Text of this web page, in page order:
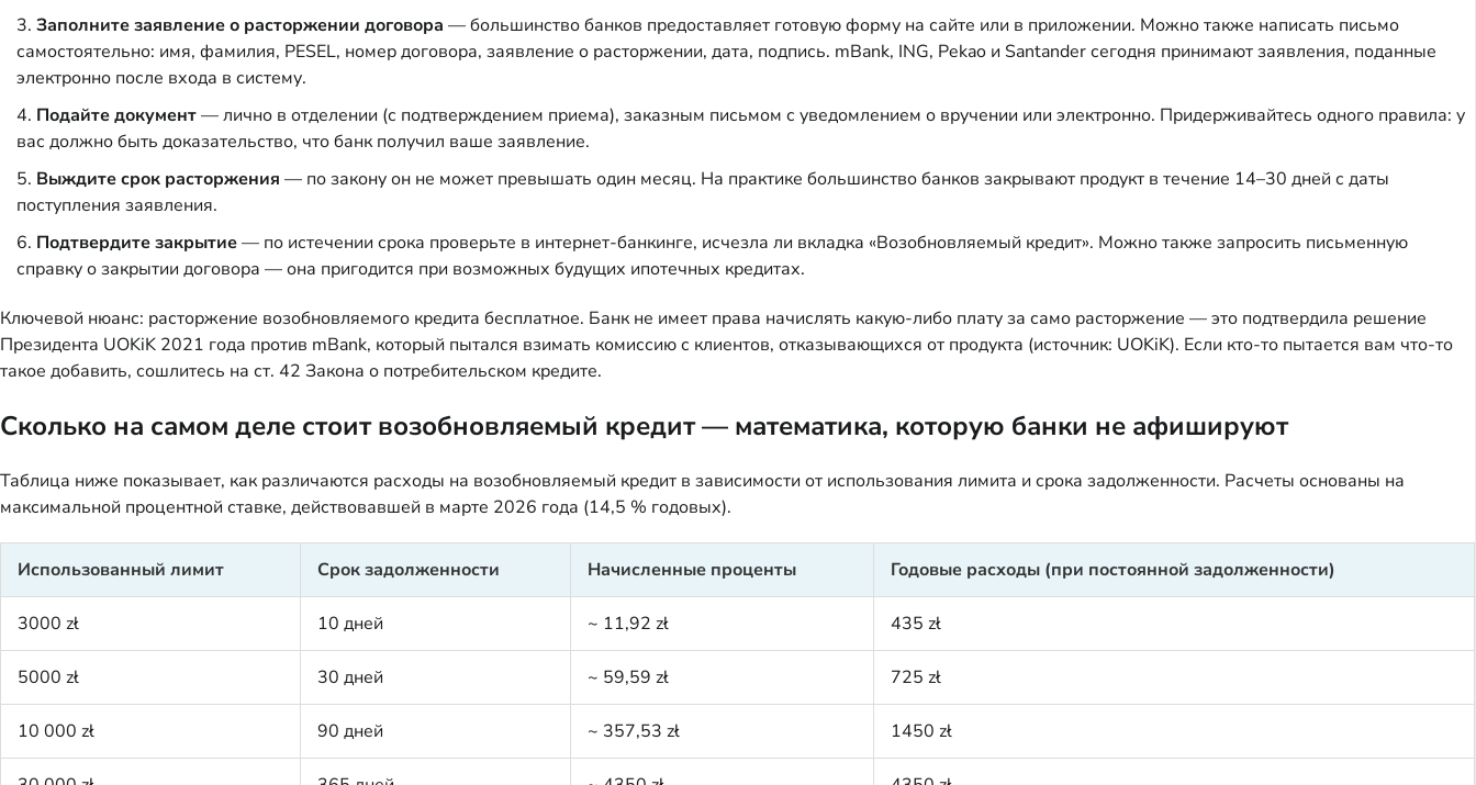
Заполните заявление о расторжении договора — большинство банков предоставляет готовую форму на сайте или в приложении. Можно также написать письмо
самостоятельно: имя, фамилия, PESEL, номер договора, заявление о расторжении, дата, подпись. mBank, ING, Pekao и Santander сегодня принимают заявления, поданные
электронно после входа в систему.
Подайте документ— лично в отделении (с подтверждением приема), заказным письмом с уведомлением о вручении или электронно. Придерживайтесь одного правила: у
вас должно быть доказательство, что банк получил ваше заявление.
Выждите срок расторжения — по закону он не может превышать один месяц. На практике большинство банков закрывают продукт в течение 14–30 дней с даты
поступления заявления.
Подтвердите закрытие— по истечении срока проверьте в интернет-банкинге, исчезла ли вкладка «Возобновляемый кредит». Можно также запросить письменную
справку о закрытии договора — она пригодится при возможных будущих ипотечных кредитах.
Ключевой нюанс: расторжение возобновляемого кредита бесплатное. Банк не имеет права начислять какую-либо плату за само расторжение — это подтвердила решение
Президента UOKiK 2021 года против mBank, который пытался взимать комиссию с клиентов, отказывающихся от продукта (источник: UOKiK). Если кто-то пытается вам что-то
такое добавить, сошлитесь на ст. 42 Закона о потребительском кредите.
Сколько на самом деле стоит возобновляемый кредит — математика, которую банки не афишируют
Таблица ниже показывает, как различаются расходы на возобновляемый кредит в зависимости от использования лимита и срока задолженности. Расчеты основаны на
максимальной процентной ставке, действовавшей в марте 2026 года (14,5 % годовых).
Использованный лимит Срок задолженности Начисленные проценты Годовые расходы (при постоянной задолженности)
3000 zł 10 дней ~ 11,92 zł 435 zł
5000 zł 30 дней ~ 59,59 zł 725 zł
10 000 zł 90 дней ~ 357,53 zł 1450 zł